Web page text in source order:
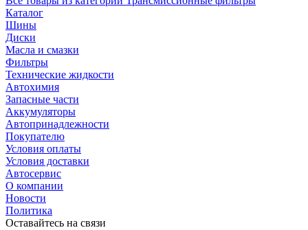
Каталог
Шины
Диски
Масла и смазки
Фильтры
Технические жидкости
Автохимия
Запасные части
Аккумуляторы
Автопринадлежности
Покупателю
Условия оплаты
Условия доставки
Автосервис
О компании
Новости
Политика
Оставайтесь на связи